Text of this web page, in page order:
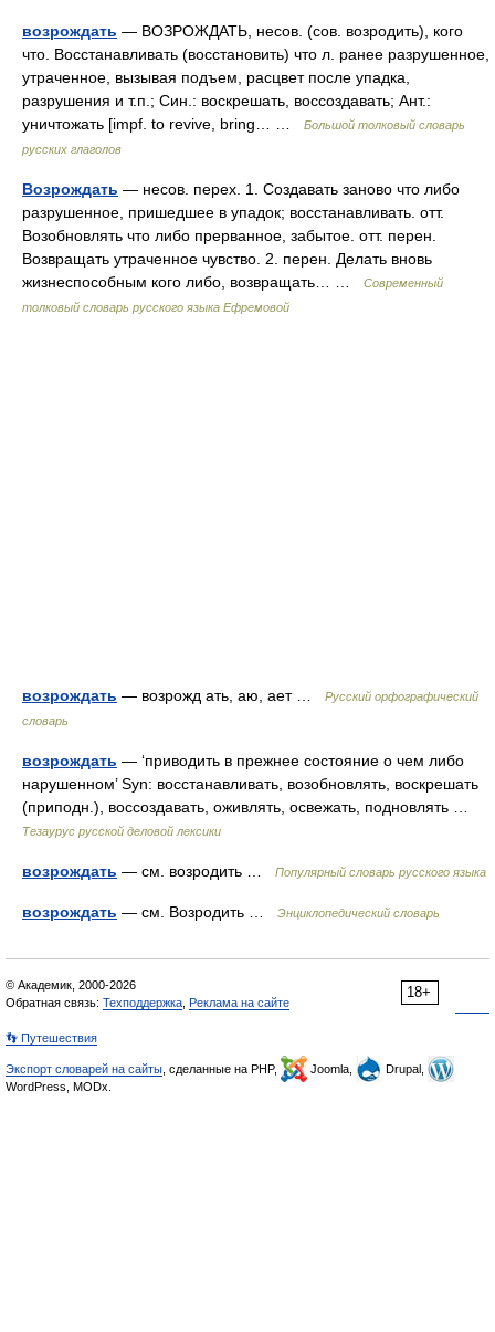
возрождать — ВОЗРОЖДАТЬ, несов. (сов. возродить), кого
что. Восстанавливать (восстановить) что л. ранее разрушенное,
утраченное, вызывая подъем, расцвет после упадка,
разрушения и т.п.; Син.: воскрешать, воссоздавать; Ант.:
уничтожать [impf. to revive, bring… …
Большой толковый словарь
русских глаголов
Возрождать — несов. перех. 1. Создавать заново что либо
разрушенное, пришедшее в упадок; восстанавливать. отт.
Возобновлять что либо прерванное, забытое. отт. перен.
Возвращать утраченное чувство. 2. перен. Делать вновь
жизнеспособным кого либо, возвращать… …
Современный
толковый словарь русского языка Ефремовой
возрождать — возрожд ать, аю, ает …
Русский орфографический
словарь
возрождать — ‘приводить в прежнее состояние о чем либо
нарушенном’ Syn: восстанавливать, возобновлять, воскрешать
(приподн.), воссоздавать, оживлять, освежать, подновлять …
Тезаурус русской деловой лексики
возрождать — см. возродить … Популярный словарь русского языка
возрождать — см. Возродить … Энциклопедический словарь
18+
© Академик, 2000-2026
Обратная связь: Техподдержка Реклама на сайте
👣 Путешествия
Экспорт словарей на сайты , сделанные на PHP, Joomla,
Drupal,
WordPress, MODx.